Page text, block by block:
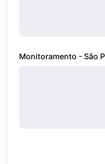
Monitoramento - São